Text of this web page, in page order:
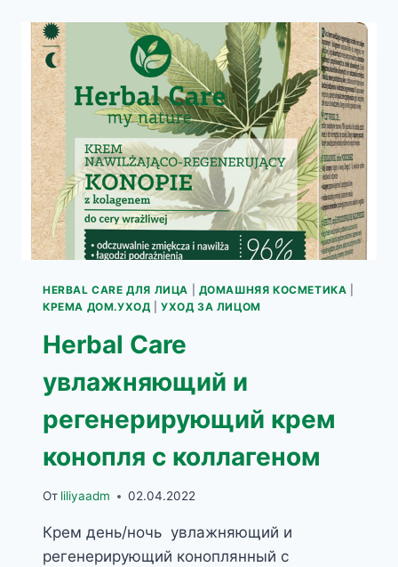
РОЗЫ
С
ГИАЛУРОНОВОЙ
КИСЛОТОЙ
HERBAL CARE ДЛЯ ЛИЦА ДОМАШНЯЯ КОСМЕТИКА
КРЕМА ДОМ.УХОД |УХОД ЗА ЛИЦОМ
Herbal Care
увлажняющий и
регенерирующий крем
конопля с коллагеном
От liliyaadm 02.04.2022
Крем день/ночь увлажняющий и
регенерирующий коноплянный с